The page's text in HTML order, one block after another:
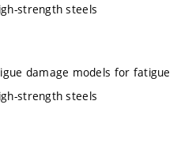
strength steels
damage models for fatigue
strength steels